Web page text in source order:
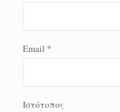
Email *
Ιστότοπος